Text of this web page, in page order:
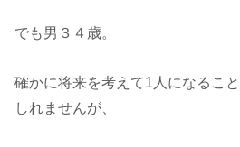
でも男３４歳。
確かに将来を考えて1人になるこ
しれませんが、